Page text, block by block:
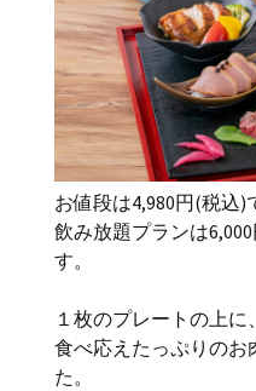
お値段は4,980円(税込)
飲み放題プランは
す。
１枚のプレートの上に、
食べ応えたっぷりのお
た。